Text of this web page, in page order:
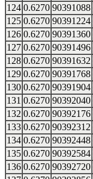
124 0.6270 90391088
125 0.6270 90391224
126 0.6270 90391360
127 0.6270 90391496
128 0.6270 90391632
129 0.6270 90391768
130 0.6270 90391904
131 0.6270 90392040
132 0.6270 90392176
133 0.6270 90392312
134 0.6270 90392448
135 0.6270 90392584
136 0.6270 90392720